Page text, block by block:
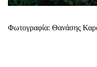
Φωτογραφία: Θανάσης